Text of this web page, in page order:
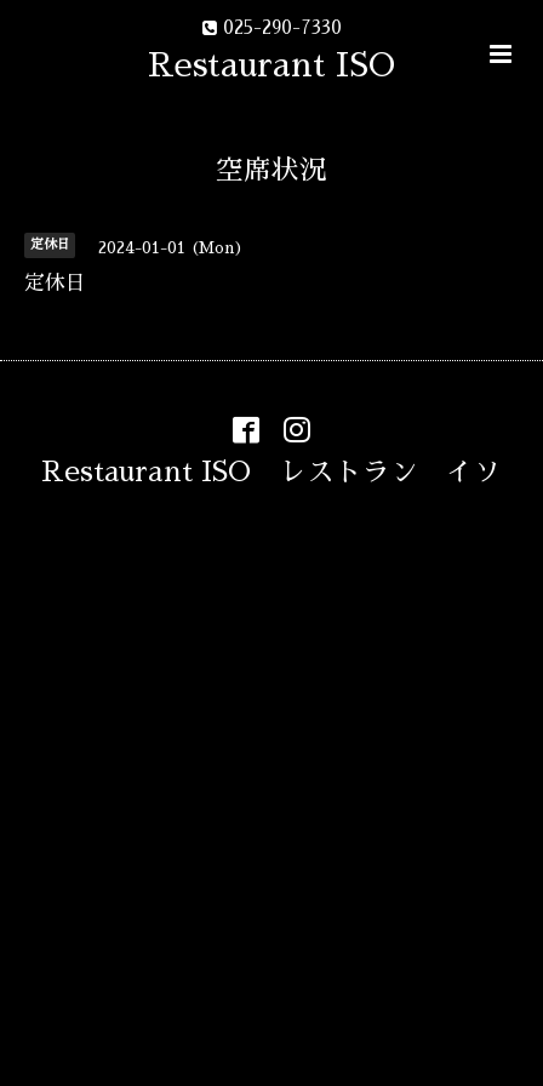
025-290-7330
Restaurant ISO
空席状況
定休日 2024-01-01 (Mon)
定休日
Restaurant ISO レストラン イソ